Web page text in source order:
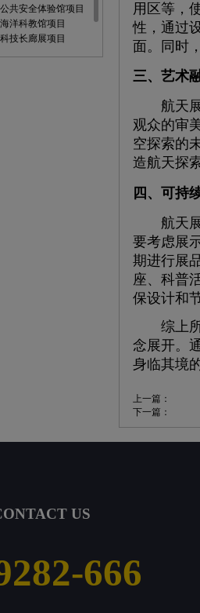
共安全体验馆项目
洋科教馆项目
技长廊展项目
用区等，
性，通过
面。同时
三、艺术
航天展
观众的审
空探索的
造航天探
四、可持
航天展
要考虑展
期进行展
座、科普
保设计和
综上所
念展开。
身临其境
上一篇：
下一篇：
US
666